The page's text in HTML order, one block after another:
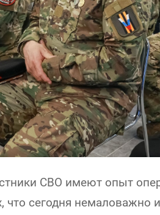
СВО имеют опыт
что сегодня